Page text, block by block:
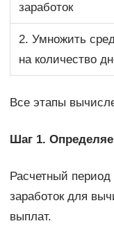
заработок
2. Умножить
на количество
Все этапы
Шаг 1.
Расчетный
заработок для
выплат.